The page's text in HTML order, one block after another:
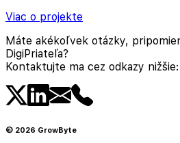
Viac o projekte
Máte akékoľvek otázky,
DigiPriateľa?
Kontaktujte ma cez odkazy nižšie:
© 2026 GrowByte